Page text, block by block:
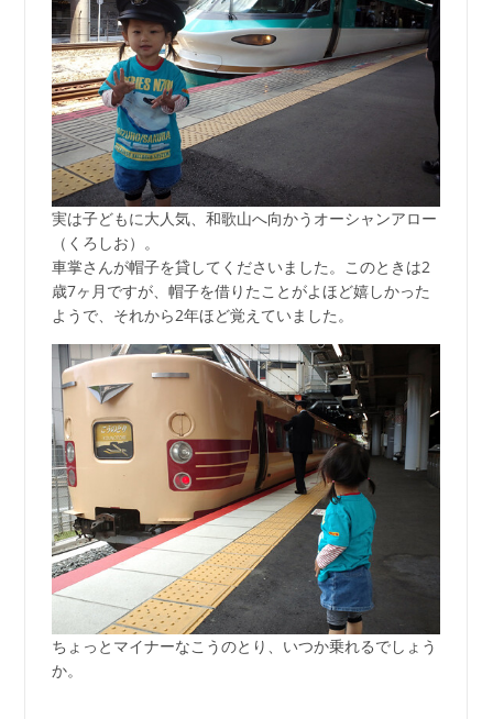
実は子どもに大人気、和歌山へ向かうオーシャンアロー
（くろしお）。
車掌さんが帽子を貸してくださいました。このときは2
歳7ヶ月ですが、帽子を借りたことがよほど嬉しかった
ようで、それから2年ほど覚えていました。
ちょっとマイナーなこうのとり、いつか乗れるでしょう
か。